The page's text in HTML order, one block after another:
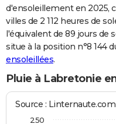
d'ensoleillement en 2025,
villes de 2 112 heures de
l'équivalent de 89 jours de
situe à la position n°8 144
ensoleillées.
Pluie à Labretonie
Source :
250